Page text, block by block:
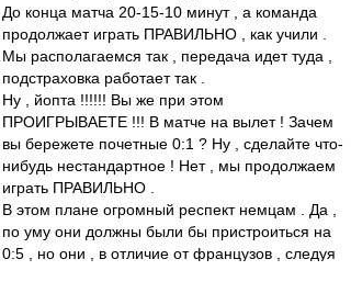
До конца матча 20-15-10 минут , а команда
продолжает играть ПРАВИЛЬНО , как учили .
Мы располагаемся так , передача идет туда ,
подстраховка работает так .
Ну , йопта !!!!!! Вы же при этом
ПРОИГРЫВАЕТЕ !!! В матче на вылет ! Зачем
вы бережете почетные 0:1 ? Ну , сделайте что-
нибудь нестандартное ! Нет , мы продолжаем
играть ПРАВИЛЬНО .
В этом плане огромный респект немцам . Да ,
по уму они должны были бы пристроиться на
0:5 , но они , в отличие от французов , следуя